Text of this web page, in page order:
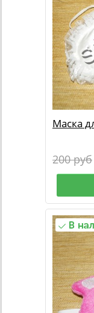
Маска
200 руб